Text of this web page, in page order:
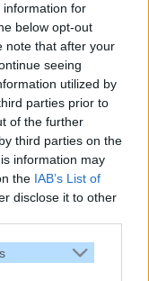
information for
below opt-out
note that after your
seeing
utilized by
parties prior to
of the further
third parties on the
information may
the IAB’s List of
disclose it to other
Vielen Dank,
dass Du unsere